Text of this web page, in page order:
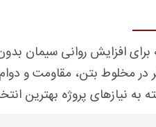
افزایش روانی سیمان
در مخلوط بتن، مقاومت و
نیاز‌های پروژه بهترین